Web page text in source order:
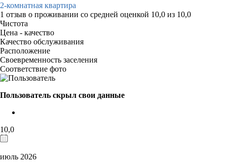
2-комнатная квартира
1 отзыв о проживании со средней оценкой 10,0 из 10,0
Чистота
Цена - качество
Качество обслуживания
Расположение
Своевременность заселения
Соответствие фото
Пользователь скрыл свои данные
10,0
июль 2026